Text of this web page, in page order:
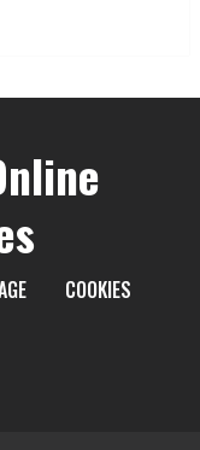
COOKIES